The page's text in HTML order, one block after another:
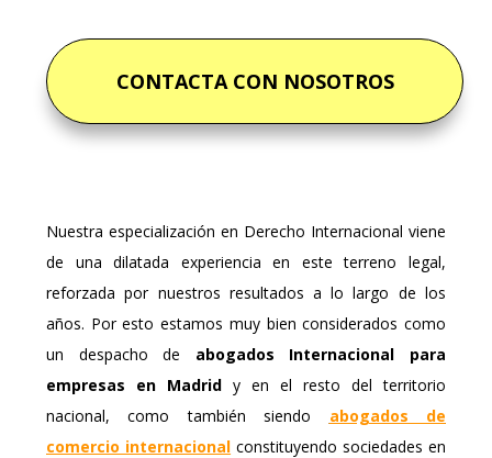
CONTACTA CON NOSOTROS
Nuestra especialización en Derecho Internacional viene
de una dilatada experiencia en este terreno legal,
reforzada por nuestros resultados a lo largo de los
años. Por esto estamos muy bien considerados como
un despacho de abogados Internacional para
empresas en Madrid y en el resto del territorio
nacional, como también siendo abogados de
comercio internacional constituyendo sociedades en